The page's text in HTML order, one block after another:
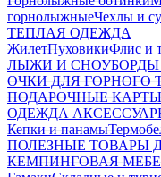
горнолыжныеЧехлы и
ТЕПЛАЯ ОДЕЖДА
ЖилетПуховикиФлис и
ЛЫЖИ И СНОУБОРДЫ
ОЧКИ ДЛЯ ГОРНОГО
ПОДАРОЧНЫЕ КАРТЫ
ОДЕЖДА
Кепки и панамы
ПОЛЕЗНЫЕ ТОВАРЫ
КЕМПИНГОВАЯ